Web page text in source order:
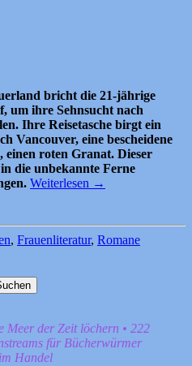
bricht die 21-jährige
um ihre Sehnsucht nach
Ihre Reisetasche birgt ein
Vancouver, eine bescheidene
roten Granat. Dieser
die unbekannte Ferne
Weiterlesen →
, Frauenliteratur, Romane
Meer der Zeit löchern • 222
für Bücherwürmer
Handel